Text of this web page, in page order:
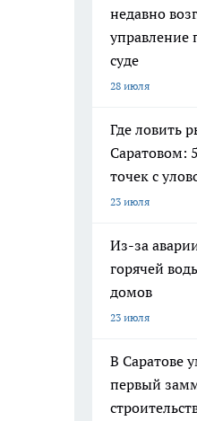
недавно
управление
суде
28 июля
Где ловить
Саратовом:
точек с
23 июля
Из-за
горячей
домов
23 июля
В Саратове
первый